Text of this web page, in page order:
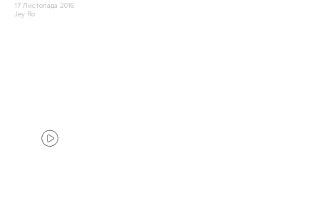
17 Листопада 2016
Jey Ro